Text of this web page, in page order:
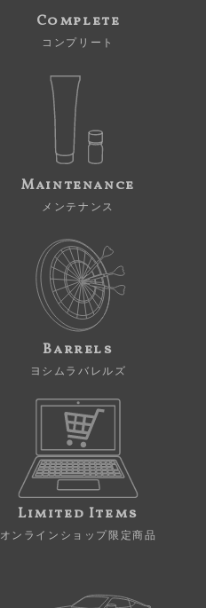
Complete
コンプリート
Maintenance
メンテナンス
Barrels
ヨシムラバレルズ
Limited Items
オンラインショップ限定商品